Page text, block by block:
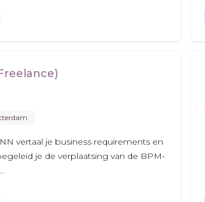
vertaal je business requirements en
je de verplaatsing van de BPM-